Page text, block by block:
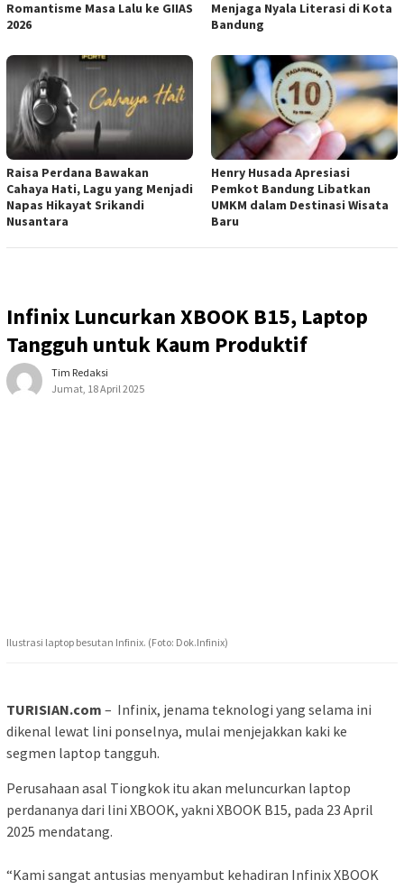
Romantisme Masa Lalu ke GIIAS
2026
Menjaga Nyala Literasi di Kota
Bandung
Raisa Perdana Bawakan
Cahaya Hati, Lagu yang Menjadi
Napas Hikayat Srikandi
Nusantara
Henry Husada Apresiasi
Pemkot Bandung Libatkan
UMKM dalam Destinasi Wisata
Baru
Infinix Luncurkan XBOOK B15, Laptop
Tangguh untuk Kaum Produktif
Tim Redaksi
Jumat, 18 April 2025
Ilustrasi laptop besutan Infinix. (Foto: Dok.Infinix)
TURISIAN.com – Infinix, jenama teknologi yang selama ini
dikenal lewat lini ponselnya, mulai menjejakkan kaki ke
segmen laptop tangguh.
Perusahaan asal Tiongkok itu akan meluncurkan laptop
perdananya dari lini XBOOK, yakni XBOOK B15, pada 23 April
2025 mendatang.